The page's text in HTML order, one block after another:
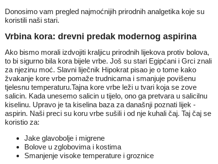
Donosimo vam pregled najmoćnijih prirodnih analgetika koje su
koristili naši stari.
Vrbina kora: drevni predak modernog aspirina
Ako bismo morali izdvojiti kraljicu prirodnih lijekova protiv bolova,
to bi sigurno bila kora bijele vrbe. Još su stari Egipćani i Grci znali
za njezinu moć. Slavni liječnik Hipokrat pisao je o tome kako
žvakanje kore vrbe pomaže trudnicama i smanjuje povišenu
tjelesnu temperaturu.Tajna kore vrbe leži u tvari koja se zove
salicin. Kada unesemo salicin u tijelo, ono ga pretvara u salicilnu
kiselinu. Upravo je ta kiselina baza za današnji poznati lijek -
aspirin. Naši preci su koru vrbe sušili i od nje kuhali čaj. Taj čaj se
koristio za:
Jake glavobolje i migrene
Bolove u zglobovima i kostima
Smanjenje visoke temperature i groznice